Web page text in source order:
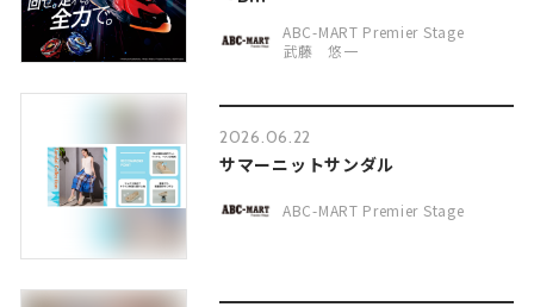
ABC-MART Premier Stage
武藤 悠一
2026.06.22
サマーニットサンダル
ABC-MART Premier Stage